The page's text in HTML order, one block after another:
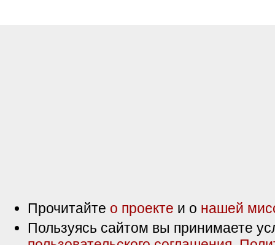
Прочитайте о проекте и о нашей
Пользуясь сайтом вы принимаете